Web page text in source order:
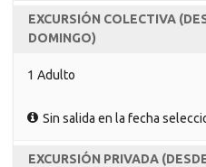
EXCURSIÓN COLECTIVA
DOMINGO)
1 Adulto
Sin salida en la fecha
EXCURSIÓN PRIVADA